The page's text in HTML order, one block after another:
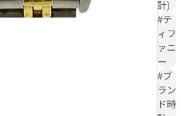
スの
人気
モデ
ルも
紹介
計)
#テ
ィフ
ァニ
ー
#ブ
ラン
ド時